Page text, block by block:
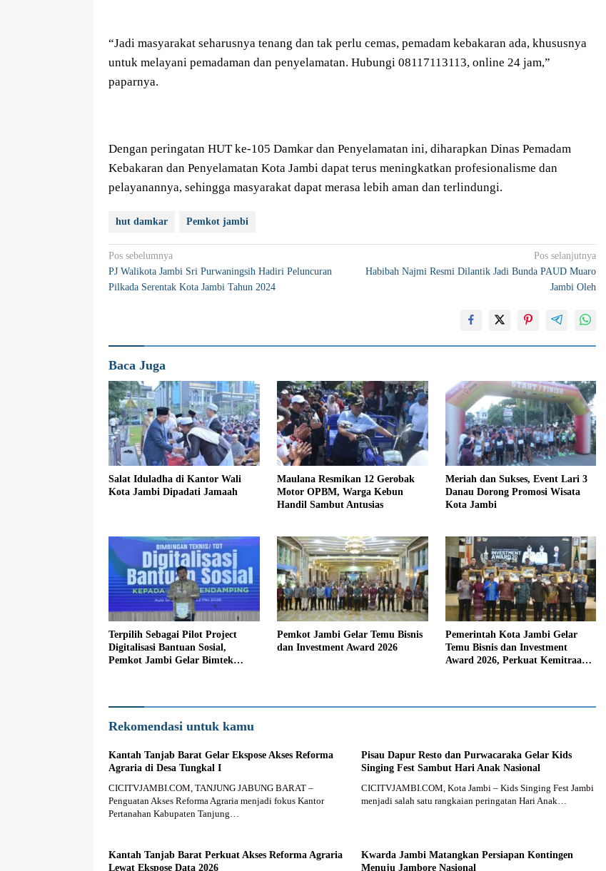
“Jadi masyarakat seharusnya tenang dan tak perlu cemas, pemadam kebakaran ada, khususnya
untuk melayani pemadaman dan penyelamatan. Hubungi 08117113113, online 24 jam,”
paparnya.
Dengan peringatan HUT ke-105 Damkar dan Penyelamatan ini, diharapkan Dinas Pemadam
Kebakaran dan Penyelamatan Kota Jambi dapat terus meningkatkan profesionalisme dan
pelayanannya, sehingga masyarakat dapat merasa lebih aman dan terlindungi.
hut damkar Pemkot jambi
Navigasi
pos
Pos sebelumnya
PJ Walikota Jambi Sri Purwaningsih Hadiri Peluncuran
Pilkada Serentak Kota Jambi Tahun 2024
Pos selanjutnya
Habibah Najmi Resmi Dilantik Jadi Bunda PAUD Muaro
Jambi Oleh
Baca Juga
Salat Iduladha di Kantor Wali
Kota Jambi Dipadati Jamaah
Maulana Resmikan 12 Gerobak
Motor OPBM, Warga Kebun
Handil Sambut Antusias
Meriah dan Sukses, Event Lari 3
Danau Dorong Promosi Wisata
Kota Jambi
Terpilih Sebagai Pilot Project
Digitalisasi Bantuan Sosial,
Pemkot Jambi Gelar Bimtek
Pemkot Jambi Gelar Temu Bisnis
dan Investment Award 2026
Pemerintah Kota Jambi Gelar
Temu Bisnis dan Investment
Award 2026, Perkuat Kemitraan
Rekomendasi untuk kamu
Kantah Tanjab Barat Gelar Ekspose Akses Reforma
Agraria di Desa Tungkal I
CICITVJAMBI.COM, TANJUNG JABUNG BARAT –
Penguatan Akses Reforma Agraria menjadi fokus Kantor
Pertanahan Kabupaten Tanjung…
Pisau Dapur Resto dan Purwacaraka Gelar Kids
Singing Fest Sambut Hari Anak Nasional
CICITVJAMBI.COM, Kota Jambi – Kids Singing Fest Jambi
menjadi salah satu rangkaian peringatan Hari Anak…
Kantah Tanjab Barat Perkuat Akses Reforma Agraria
Lewat Ekspose Data 2026
Kwarda Jambi Matangkan Persiapan Kontingen
Menuju Jambore Nasional